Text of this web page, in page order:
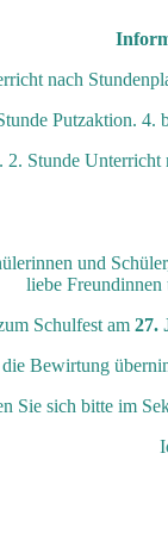
nach
Putzaktion. 4.
2. Stunde
und
liebe
Schulfest am 27.
Bewirtung
Sie sich bitte im